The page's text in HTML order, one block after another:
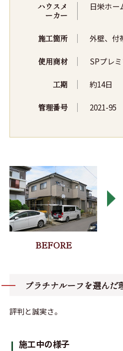
ハウスメ
ーカー
日栄ホー
施工箇所 外壁、付
使用商材 SPプレ
工期 約14日
管理番号 2021-95
プラチナルーフを選んだ
評判と誠実さ。
施工中の様子